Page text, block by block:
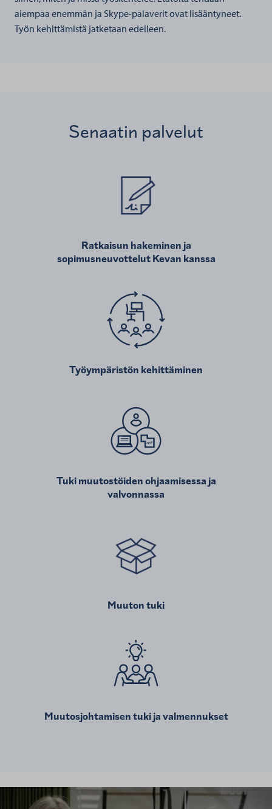
aiempaa enemmän ja Skype-palaverit ovat lisääntyneet.
Työn kehittämistä jatketaan edelleen.
Senaatin palvelut
Ratkaisun hakeminen ja
sopimusneuvottelut Kevan kanssa
Työympäristön kehittäminen
Tuki muutostöiden ohjaamisessa ja
valvonnassa
Muuton tuki
Muutosjohtamisen tuki ja valmennukset